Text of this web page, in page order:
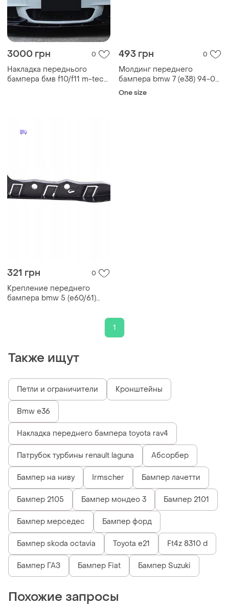
3000 грн 0
Накладка переднього
бампера бмв f10/f11 m-tech
493 грн 0
Молдинг переднего
бампера bmw 7 (e38) 94-02
левый, без отв. под парктр.
One size
321 грн 0
Крепление переднего
бампера bmw 5 (e60/61)
1
Также ищут
Петли и ограничители Кронштейны
Bmw e36
Накладка переднего бампера toyota rav4
Патрубок турбины renault laguna Абсорбер
Бампер на ниву Irmscher Бампер лачетти
Бампер 2105 Бампер мондео 3 Бампер 2101
Бампер мерседес Бампер форд
Бампер skoda octavia Toyota e21 Ft4z 8310 d
Бампер ГАЗ Бампер Fiat Бампер Suzuki
Похожие запросы